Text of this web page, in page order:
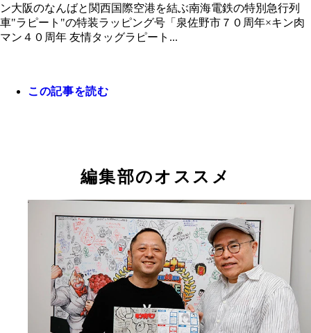
ン大阪のなんばと関西国際空港を結ぶ南海電鉄の特別急行列
車"ラピート"の特装ラッピング号「泉佐野市７０周年×キン肉
マン４０周年 友情タッグラピート...
この記事を読む
編集部のオススメ